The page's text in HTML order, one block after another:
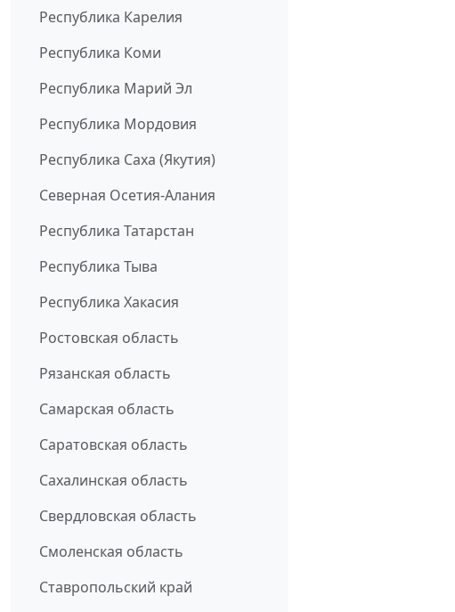
Республика Карелия
Республика Коми
Республика Марий Эл
Республика Мордовия
Республика Саха (Якутия)
Северная Осетия-Алания
Республика Татарстан
Республика Тыва
Республика Хакасия
Ростовская область
Рязанская область
Самарская область
Саратовская область
Сахалинская область
Свердловская область
Смоленская область
Ставропольский край